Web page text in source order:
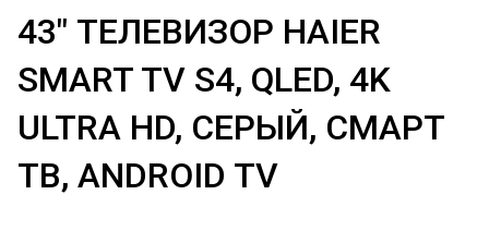
43" ТЕЛЕВИЗОР HAIER
SMART TV S4, QLED, 4K
ULTRA HD, СЕРЫЙ, СМАРТ
ТВ, ANDROID TV